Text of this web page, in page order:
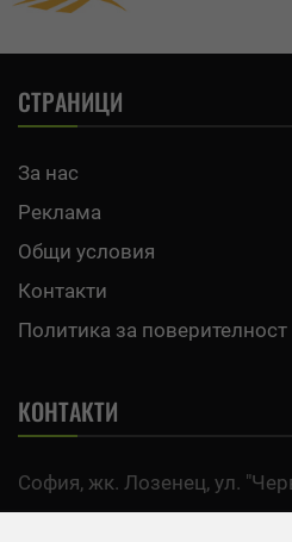
СТРАНИЦИ
За нас
Реклама
Общи условия
Контакти
Политика за поверителност
КОНТАКТИ
София, жк. Лозенец, ул.